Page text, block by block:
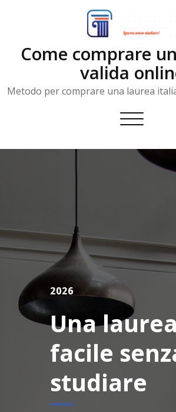
Come comprare
valida
Metodo per comprare una laurea
Toggle
2026
Una laurea
facile
studiare